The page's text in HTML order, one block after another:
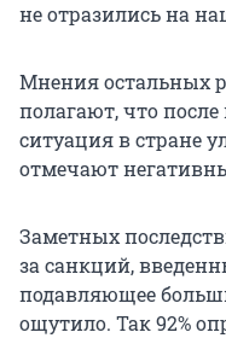
не отразились на
Мнения остальных
полагают, что
ситуация в стране
отмечают
Заметных
за санкций,
подавляющее
ощутило. Так 92%